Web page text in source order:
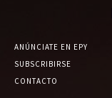
ANÚNCIATE EN EPY
SUBSCRIBIRSE
CONTACTO